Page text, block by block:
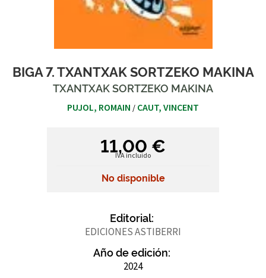
BIGA 7. TXANTXAK SORTZEKO MAKINA
TXANTXAK SORTZEKO MAKINA
PUJOL, ROMAIN / CAUT, VINCENT
11,00 €
IVA incluido
No disponible
Editorial:
EDICIONES ASTIBERRI
Año de edición:
2024